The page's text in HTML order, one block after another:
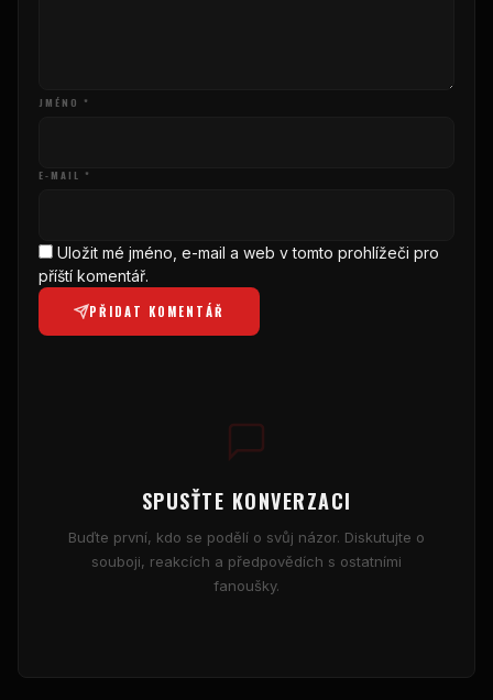
JMÉNO *
E-MAIL *
Uložit mé jméno, e-mail a web v tomto prohlížeči pro
příští komentář.
PŘIDAT KOMENTÁŘ
SPUSŤTE KONVERZACI
Buďte první, kdo se podělí o svůj názor. Diskutujte o
souboji, reakcích a předpovědích s ostatními
fanoušky.